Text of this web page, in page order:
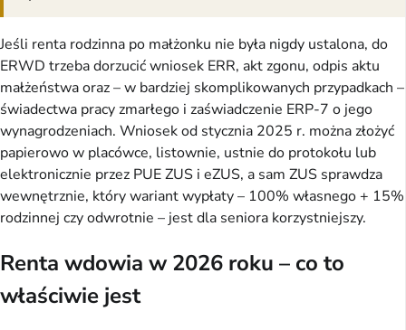
Jeśli renta rodzinna po małżonku nie była nigdy ustalona, do
ERWD trzeba dorzucić wniosek ERR, akt zgonu, odpis aktu
małżeństwa oraz – w bardziej skomplikowanych przypadkach –
świadectwa pracy zmarłego i zaświadczenie ERP-7 o jego
wynagrodzeniach. Wniosek od stycznia 2025 r. można złożyć
papierowo w placówce, listownie, ustnie do protokołu lub
elektronicznie przez PUE ZUS i eZUS, a sam ZUS sprawdza
wewnętrznie, który wariant wypłaty – 100% własnego + 15%
rodzinnej czy odwrotnie – jest dla seniora korzystniejszy.
Renta wdowia w 2026 roku – co to
właściwie jest